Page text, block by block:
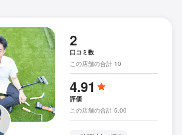
2
口コミ数
この店舗の合計 10
4.91
評価
この店舗の合計 5.00